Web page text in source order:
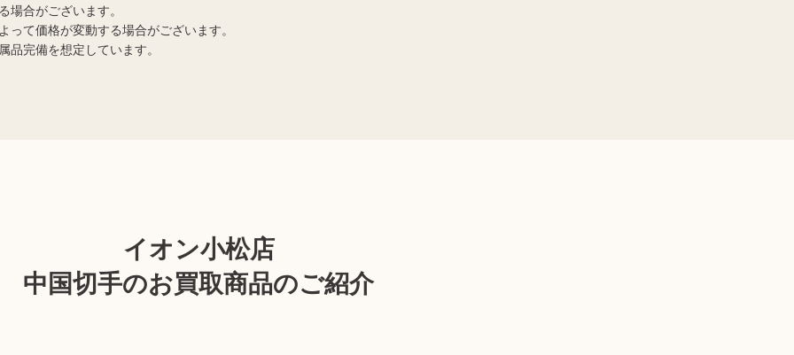
場合がございます。
って価格が変動する場合がございます。
品完備を想定しています。
イオン小松店
中国切手のお買取商品のご紹介